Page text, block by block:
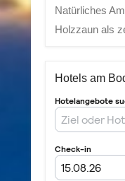
Natürliches
Holzzaun als
Hotels am